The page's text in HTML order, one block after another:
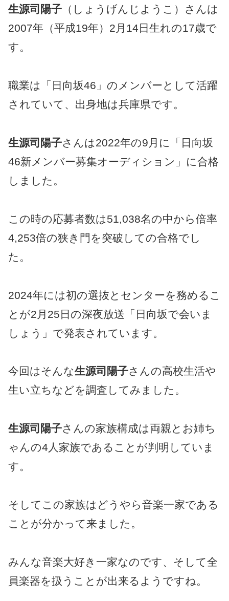
生源司陽子 （しょうげんじようこ）さんは
2007年（平成19年）2月14日生れの17歳で
す。
職業は「日向坂46」のメンバーとして活躍
されていて、出身地は兵庫県です。
生源司陽子さんは2022年の9月に「日向坂
46新メンバー募集オーディション」に合格
しました。
この時の応募者数は51,038名の中から倍率
4,253倍の狭き門を突破しての合格でし
た。
2024年には初の選抜とセンターを務めるこ
とが2月25日の深夜放送「日向坂で会いま
しょう」で発表されています。
今回はそんな生源司陽子さんの高校生活や
生い立ちなどを調査してみました。
生源司陽子さんの家族構成は両親とお姉ち
ゃんの4人家族であることが判明していま
す。
そしてこの家族はどうやら音楽一家である
ことが分かって来ました。
みんな音楽大好き一家なのです、そして全
員楽器を扱うことが出来るようですね。